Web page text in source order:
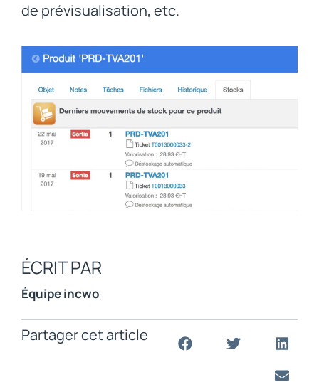
de prévisualisation, etc.
ÉCRIT PAR
Équipe incwo
Partager cet article